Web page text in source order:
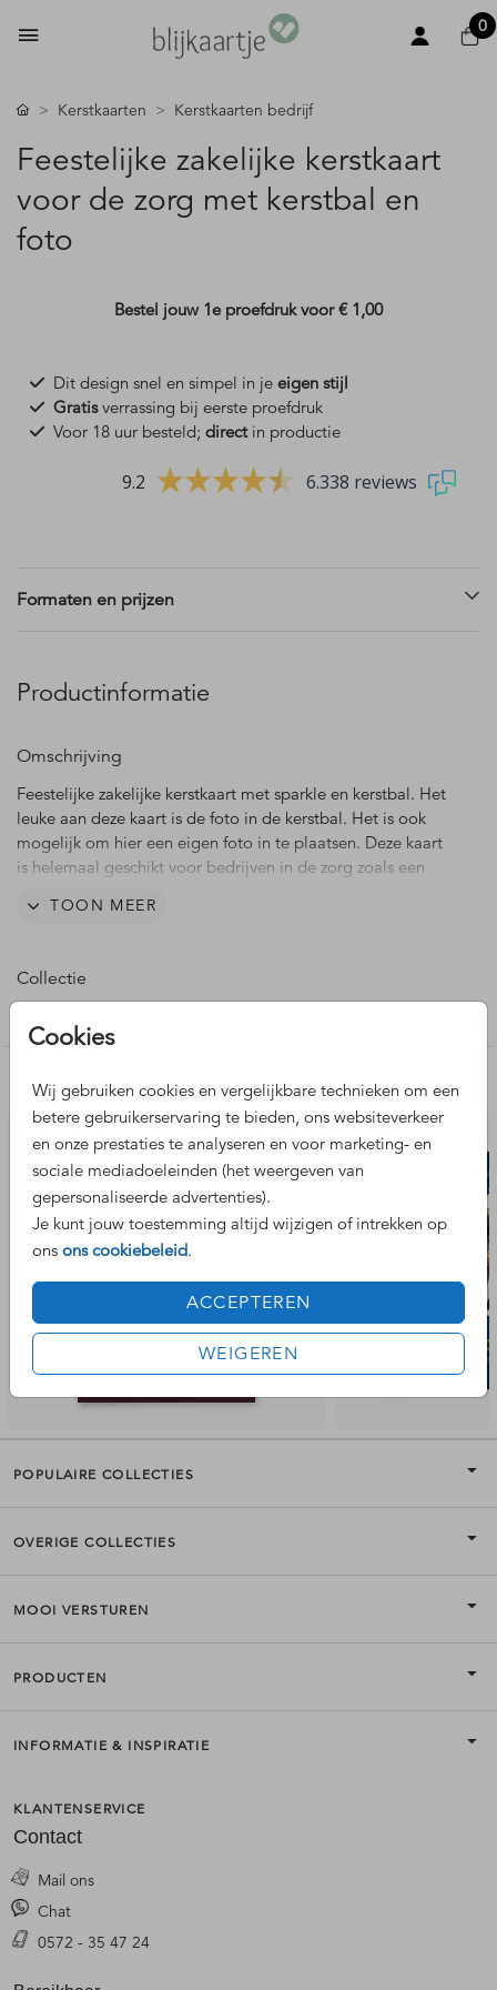
0
Cookies
Wij gebruiken cookies en vergelijkbare technieken om een
betere gebruikerservaring te bieden, ons websiteverkeer
en onze prestaties te analyseren en voor marketing- en
sociale mediadoeleinden (het weergeven van
gepersonaliseerde advertenties).
Je kunt jouw toestemming altijd wijzigen of intrekken op
ons ons cookiebeleid.
ACCEPTEREN
WEIGEREN
Kerstkaarten Kerstkaarten bedrijf
Feestelijke zakelijke kerstkaart
voor de zorg met kerstbal en
foto
Bestel jouw 1e proefdruk voor€ 1,00
Dit design snel en simpel in je eigen stijl
Gratisverrassing bij eerste proefdruk
Voor 18 uur besteld; directin productie
9.2 6.338 reviews
Formaten en prijzen
Productinformatie
Omschrijving
Feestelijke zakelijke kerstkaart met sparkle en kerstbal. Het
leuke aan deze kaart is de foto in de kerstbal. Het is ook
mogelijk om hier een eigen foto in te plaatsen. Deze kaart
is helemaal geschikt voor bedrijven in de zorg zoals een
verzorgingstehuis.
eigen bedrijfslogo toe te voegen. De afbeelding van het
verwijderen of plaats hier je eigen logo overheen.
TOON MEER
Collectie
Nog meer leuke ontwerpen
POPULAIRE COLLECTIES
OVERIGE COLLECTIES
MOOI VERSTUREN
PRODUCTEN
INFORMATIE & INSPIRATIE
KLANTENSERVICE
Contact
Mail ons
Chat
0572 - 35 47 24